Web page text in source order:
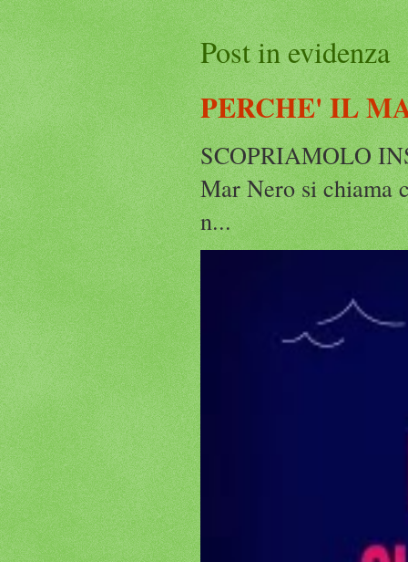
Post in evidenza
PERCHE' IL
SCOPRIAMOLO
Mar Nero si chiama
n...